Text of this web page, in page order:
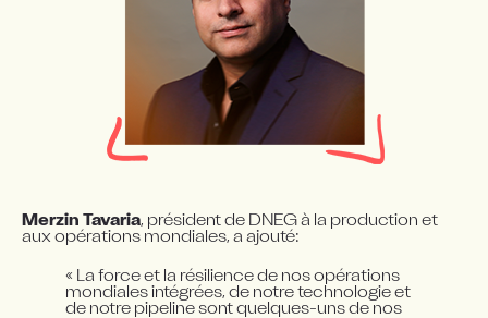
Merzin Tavaria, président de DNEG à la production et
aux opérations mondiales, a ajouté:
« La force et la résilience de nos opérations
mondiales intégrées, de notre technologie et
de notre pipeline sont quelques-uns de nos